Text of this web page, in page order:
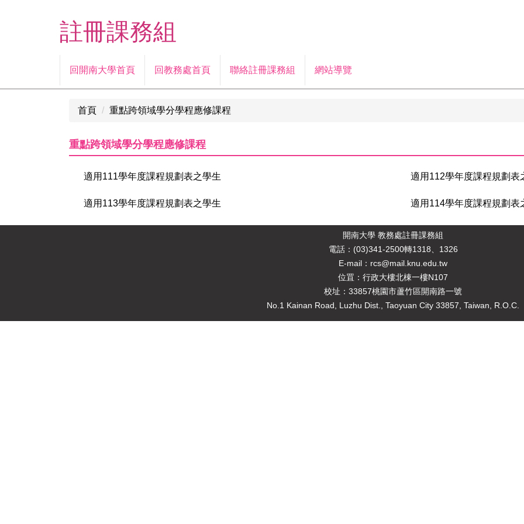
註冊課務組
回開南大學首頁 回教務處首頁 聯絡註冊課務組 網站導覽
首頁 重點跨領域學分學程應修課程
重點跨領域學分學程應修課程
適用111學年度課程規劃表之學生 適用112學年度課程規劃表
適用113學年度課程規劃表之學生 適用114學年度課程規劃表
開南大學 教務處註冊課務組
電話：(03)341-2500轉1318、1326
E-mail：rcs@mail.knu.edu.tw
位罝：行政大樓北棟一樓N107
校址：33857桃園市蘆竹區開南路一號
No.1 Kainan Road, Luzhu Dist., Taoyuan City 33857, Taiwan, R.O.C.